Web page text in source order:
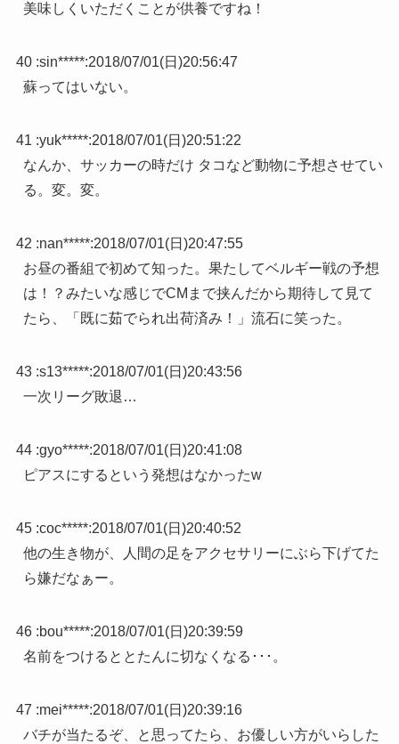
美味しくいただくことが供養ですね！
40 :sin*****:2018/07/01(日)20:56:47
蘇ってはいない。
41 :yuk*****:2018/07/01(日)20:51:22
なんか、サッカーの時だけ タコなど動物に予想させてい
る。変。変。
42 :nan*****:2018/07/01(日)20:47:55
お昼の番組で初めて知った。果たしてベルギー戦の予想
は！？みたいな感じでCMまで挟んだから期待して見て
たら、「既に茹でられ出荷済み！」流石に笑った。
43 :s13*****:2018/07/01(日)20:43:56
一次リーグ敗退…
44 :gyo*****:2018/07/01(日)20:41:08
ピアスにするという発想はなかったw
45 :coc*****:2018/07/01(日)20:40:52
他の生き物が、人間の足をアクセサリーにぶら下げてた
ら嫌だなぁー。
46 :bou*****:2018/07/01(日)20:39:59
名前をつけるととたんに切なくなる･･･。
47 :mei*****:2018/07/01(日)20:39:16
バチが当たるぞ、と思ってたら、お優しい方がいらした